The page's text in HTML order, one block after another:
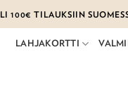
100€ TILAUKSIIN
LAHJAKORTTI